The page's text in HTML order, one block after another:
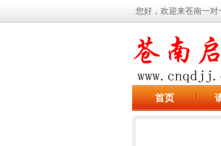
您好，欢迎来苍南一对
首页